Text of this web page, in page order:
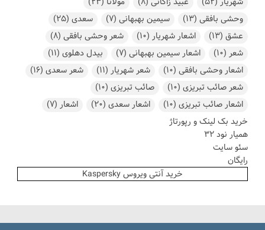
وحشی بافقی(13) سیمین بهبهانی(7) سعدی(25)
عشق(13) اشعار شهریار (10) شعر وحشی بافقی(8)
شعر (10) اشعار سیمین بهبهانی(7) بیدل دهلوی(11)
اشعار وحشی بافقی(10) شعر شهریار (11) شعر سعدی(16)
شعر صائب تبریزی(10) صائب تبریزی(10)
اشعار صائب تبریزی(10) اشعار سعدی(20) اشعار (7)
خرید بک لینک و رپورتاژ
همیار نود 32
سئو سایت
رایگان
خرید آنتی ویروس Kaspersky